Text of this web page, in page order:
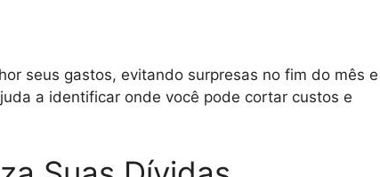
seus gastos, evitando surpresas no fim do mês e
a identificar onde você pode cortar custos e